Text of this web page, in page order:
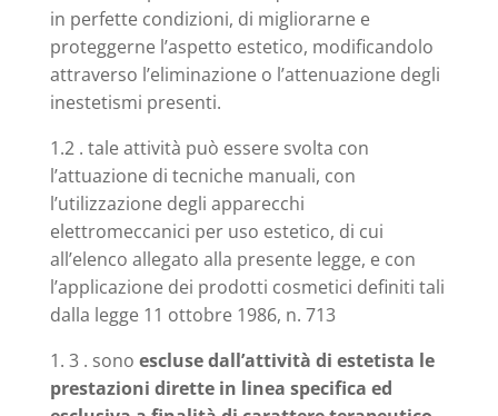
in perfette condizioni, di migliorarne e
proteggerne l’aspetto estetico, modificandolo
attraverso l’eliminazione o l’attenuazione degli
inestetismi presenti.
1.2 . tale attività può essere svolta con
l’attuazione di tecniche manuali, con
l’utilizzazione degli apparecchi
elettromeccanici per uso estetico, di cui
all’elenco allegato alla presente legge, e con
l’applicazione dei prodotti cosmetici definiti tali
dalla legge 11 ottobre 1986, n. 713
1. 3 . sono escluse dall’attività di estetista le
prestazioni dirette in linea specifica ed